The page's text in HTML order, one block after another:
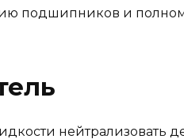
подшипников и
нейтрализовать